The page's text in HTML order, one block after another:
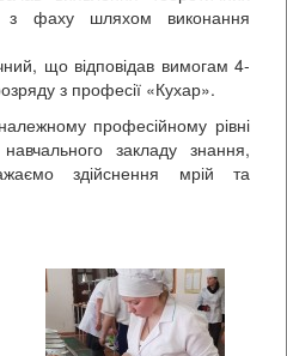
з фаху шляхом виконання
що відповідав вимогам 4-
з професії «Кухар».
професійному рівні
закладу знання,
здійснення мрій та